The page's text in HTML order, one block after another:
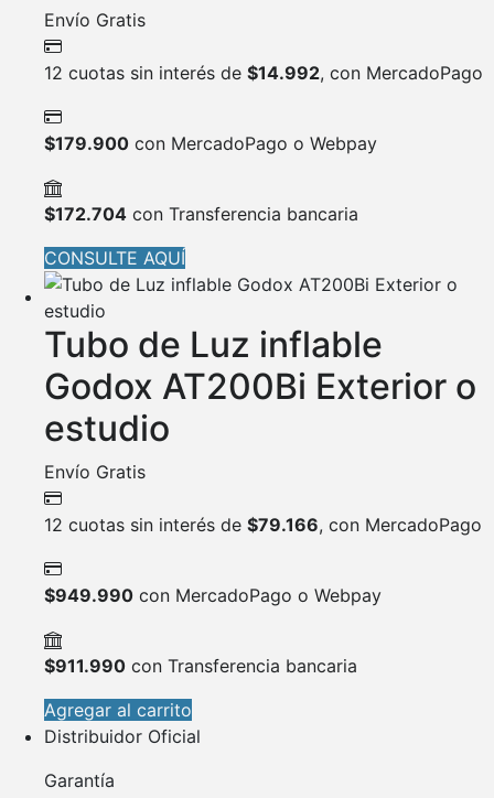
Envío Gratis
12 cuotas sin interés de $14.992, con MercadoPago
$179.900 con MercadoPago o Webpay
$172.704 con Transferencia bancaria
CONSULTE AQUÍ
Tubo de Luz inflable
Godox AT200Bi Exterior o
estudio
Envío Gratis
12 cuotas sin interés de $79.166, con MercadoPago
$949.990 con MercadoPago o Webpay
$911.990 con Transferencia bancaria
Agregar al carrito
Distribuidor Oficial
Garantía